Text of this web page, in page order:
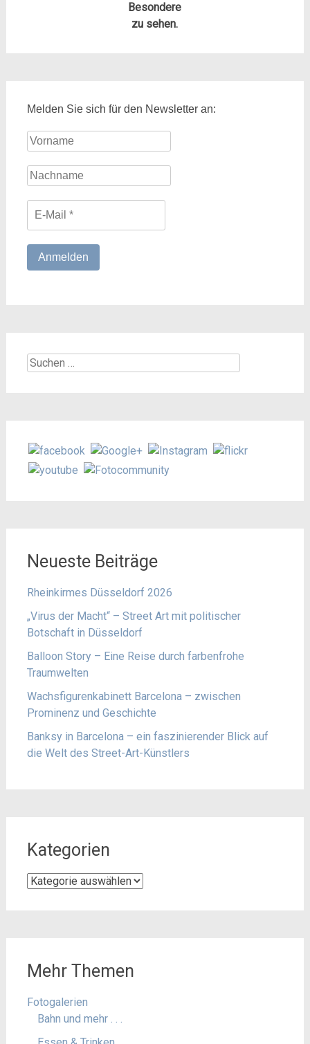
Besondere
zu sehen.
Melden Sie sich für den Newsletter an:
Suchen
Neueste Beiträge
Rheinkirmes Düsseldorf 2026
„Virus der Macht“ – Street Art mit politischer
Botschaft in Düsseldorf
Balloon Story – Eine Reise durch farbenfrohe
Traumwelten
Wachsfigurenkabinett Barcelona – zwischen
Prominenz und Geschichte
Banksy in Barcelona – ein faszinierender Blick auf
die Welt des Street-Art-Künstlers
Kategorien
Kategorien
Mehr Themen
Fotogalerien
Bahn und mehr . . .